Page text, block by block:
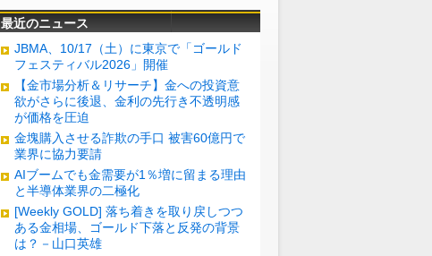
最近のニュース
JBMA、10/17（土）に東京で「ゴールド
フェスティバル2026」開催
【金市場分析＆リサーチ】金への投資意
欲がさらに後退、金利の先行き不透明感
が価格を圧迫
金塊購入させる詐欺の手口 被害60億円で
業界に協力要請
AIブームでも金需要が1％増に留まる理由
と半導体業界の二極化
[Weekly GOLD] 落ち着きを取り戻しつつ
ある金相場、ゴールド下落と反発の背景
は？－山口英雄